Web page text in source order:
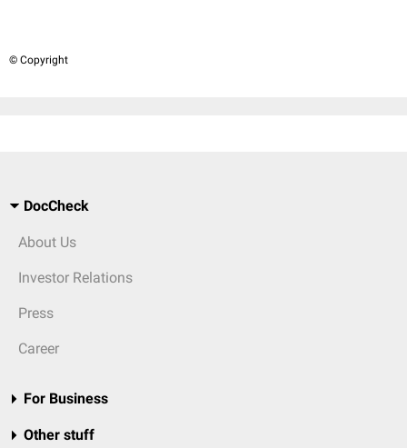
© Copyright
DocCheck
About Us
Investor Relations
Press
Career
For Business
Other stuff